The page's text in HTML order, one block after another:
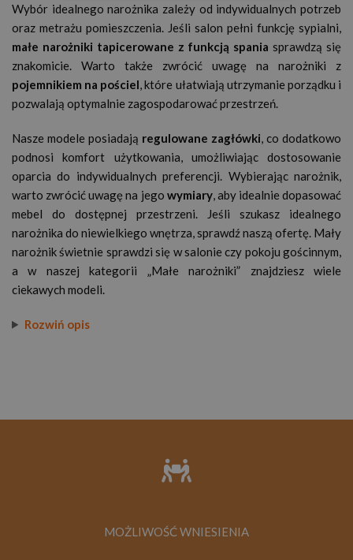
Wybór idealnego narożnika zależy od indywidualnych potrzeb
oraz metrażu pomieszczenia. Jeśli salon pełni funkcję sypialni,
małe narożniki tapicerowane z funkcją spania sprawdzą się
znakomicie. Warto także zwrócić uwagę na narożniki z
pojemnikiem na pościel, które ułatwiają utrzymanie porządku i
pozwalają optymalnie zagospodarować przestrzeń.
Nasze modele posiadają regulowane zagłówki, co dodatkowo
podnosi komfort użytkowania, umożliwiając dostosowanie
oparcia do indywidualnych preferencji. Wybierając narożnik,
warto zwrócić uwagę na jego wymiary, aby idealnie dopasować
mebel do dostępnej przestrzeni. Jeśli szukasz idealnego
narożnika do niewielkiego wnętrza, sprawdź naszą ofertę. Mały
narożnik świetnie sprawdzi się w salonie czy pokoju gościnnym,
a w naszej kategorii „Małe narożniki” znajdziesz wiele
ciekawych modeli.
Rozwiń opis
MOŻLIWOŚĆ WNIESIENIA